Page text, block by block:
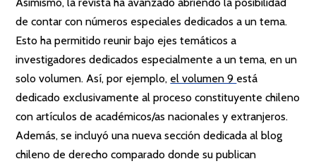
de contar con números especiales dedicados a un tema.
Esto ha permitido reunir bajo ejes temáticos a
investigadores dedicados especialmente a un tema, en un
solo volumen. Así, por ejemplo, el volumen 9 está
dedicado exclusivamente al proceso constituyente chileno
con artículos de académicos/as nacionales y extranjeros.
Además, se incluyó una nueva sección dedicada al blog
chileno de derecho comparado donde su publican